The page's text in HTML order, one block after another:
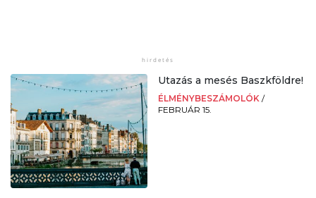
Utazás a mesés Baszkföldre!
ÉLMÉNYBESZÁMOLÓK /
FEBRUÁR 15.